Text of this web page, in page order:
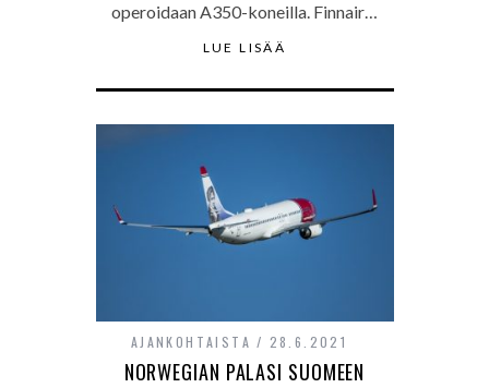
operoidaan A350-koneilla. Finnair…
LUE LISÄÄ
AJANKOHTAISTA 28.6.2021
NORWEGIAN PALASI SUOMEEN